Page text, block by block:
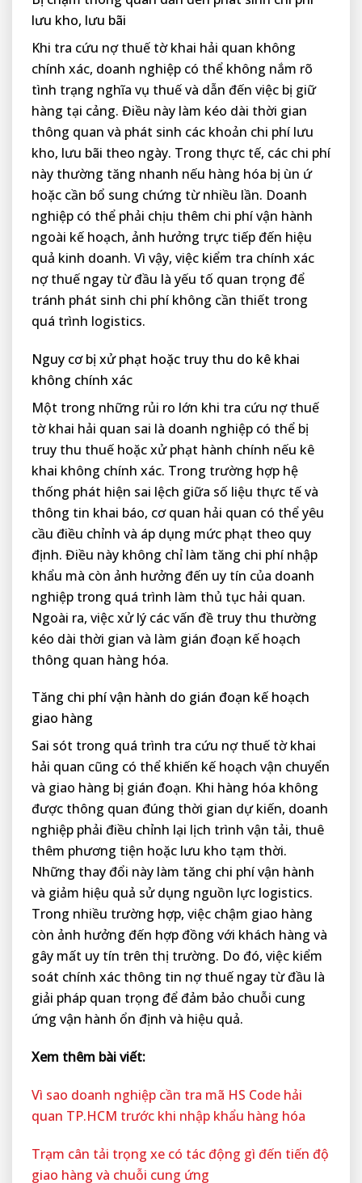
lưu kho, lưu bãi
Khi tra cứu nợ thuế tờ khai hải quan không
chính xác, doanh nghiệp có thể không nắm rõ
tình trạng nghĩa vụ thuế và dẫn đến việc bị giữ
hàng tại cảng. Điều này làm kéo dài thời gian
thông quan và phát sinh các khoản chi phí lưu
kho, lưu bãi theo ngày. Trong thực tế, các chi phí
này thường tăng nhanh nếu hàng hóa bị ùn ứ
hoặc cần bổ sung chứng từ nhiều lần. Doanh
nghiệp có thể phải chịu thêm chi phí vận hành
ngoài kế hoạch, ảnh hưởng trực tiếp đến hiệu
quả kinh doanh. Vì vậy, việc kiểm tra chính xác
nợ thuế ngay từ đầu là yếu tố quan trọng để
tránh phát sinh chi phí không cần thiết trong
quá trình logistics.
Nguy cơ bị xử phạt hoặc truy thu do kê khai
không chính xác
Một trong những rủi ro lớn khi tra cứu nợ thuế
tờ khai hải quan sai là doanh nghiệp có thể bị
truy thu thuế hoặc xử phạt hành chính nếu kê
khai không chính xác. Trong trường hợp hệ
thống phát hiện sai lệch giữa số liệu thực tế và
thông tin khai báo, cơ quan hải quan có thể yêu
cầu điều chỉnh và áp dụng mức phạt theo quy
định. Điều này không chỉ làm tăng chi phí nhập
khẩu mà còn ảnh hưởng đến uy tín của doanh
nghiệp trong quá trình làm thủ tục hải quan.
Ngoài ra, việc xử lý các vấn đề truy thu thường
kéo dài thời gian và làm gián đoạn kế hoạch
thông quan hàng hóa.
Tăng chi phí vận hành do gián đoạn kế hoạch
giao hàng
Sai sót trong quá trình tra cứu nợ thuế tờ khai
hải quan cũng có thể khiến kế hoạch vận chuyển
và giao hàng bị gián đoạn. Khi hàng hóa không
được thông quan đúng thời gian dự kiến, doanh
nghiệp phải điều chỉnh lại lịch trình vận tải, thuê
thêm phương tiện hoặc lưu kho tạm thời.
Những thay đổi này làm tăng chi phí vận hành
và giảm hiệu quả sử dụng nguồn lực logistics.
Trong nhiều trường hợp, việc chậm giao hàng
còn ảnh hưởng đến hợp đồng với khách hàng và
gây mất uy tín trên thị trường. Do đó, việc kiểm
soát chính xác thông tin nợ thuế ngay từ đầu là
giải pháp quan trọng để đảm bảo chuỗi cung
ứng vận hành ổn định và hiệu quả.
Xem thêm bài viết:
Vì sao doanh nghiệp cần tra mã HS Code hải
quan TP.HCM trước khi nhập khẩu hàng hóa
Trạm cân tải trọng xe có tác động gì đến tiến độ
giao hàng và chuỗi cung ứng